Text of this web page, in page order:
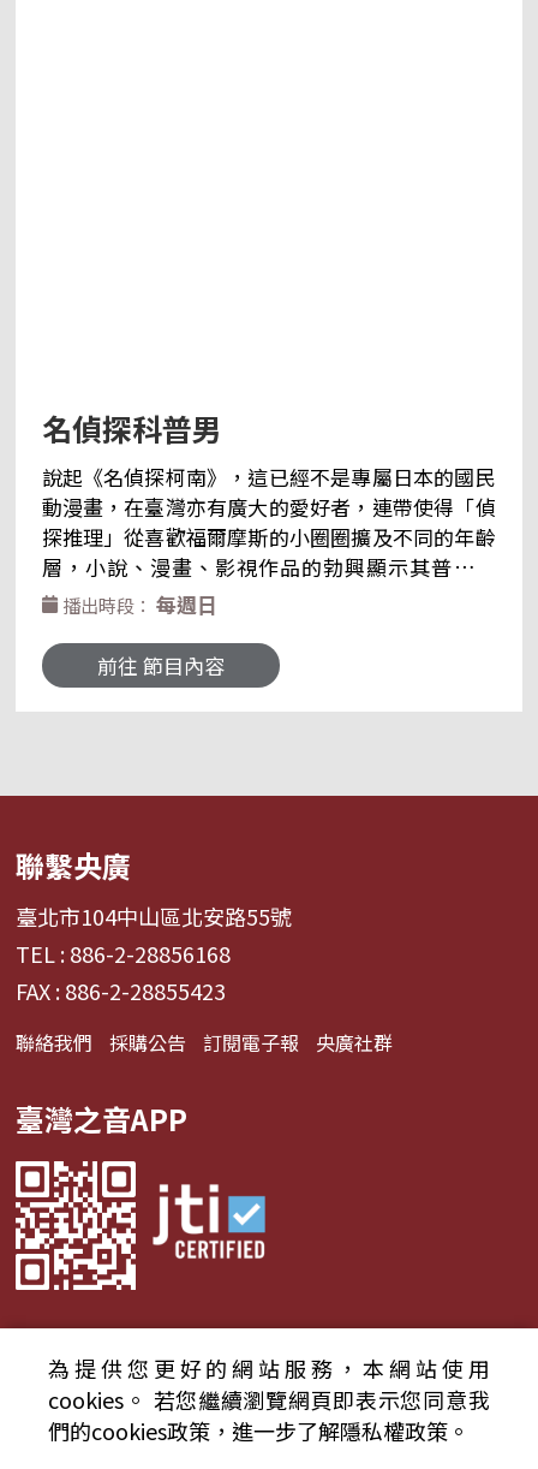
名偵探科普男
說起《名偵探柯南》，這已經不是專屬日本的國民
動漫畫，在臺灣亦有廣大的愛好者，連帶使得「偵
探推理」從喜歡福爾摩斯的小圈圈擴及不同的年齡
層，小說、漫畫、影視作品的勃興顯示其普及程
度。「科普」向來是出版品中銜接專業與群眾的重
響？流感季節將近該不該打疫苗？新冠肺炎疫情還
會延燒多久？唯有說得親切易懂的普及科學，才能
安撫惶惶不安的人心；得靠柯南一般的慎思明辨，
實用的科學知識有助於了解發生在生活周遭的大小
的意義！無論是虛構小說或新聞時事，都能將其中
的科學原理解釋得淺顯易懂；社群媒體熱議的流行
影劇與相關出版品，也可以迅速掌握裡頭的行家門
透過主持人與來賓的對談養成聽眾觀察、提問、思
工具做為延伸，可以是個人學習也能是與人互動的
談資，讓科學的豐富趣味進入...
播出時段： 每週日
前往 節目內容
聯繫央廣
臺北市104中山區北安路55號
TEL : 886-2-28856168
FAX : 886-2-28855423
聯絡我們 採購公告 訂閱電子報 央廣社群
臺灣之音APP
© 2024財團法人中央廣播電臺 版權所有
資通安全政策聲明
服務條款 隱私權條款
為提供您更好的網站服務，本網站使用
cookies。 若您繼續瀏覽網頁即表示您同意我
們的cookies政策，進一步了解隱私權政策。